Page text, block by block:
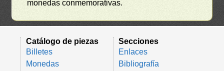
monedas conmemorativas.
Catálogo de piezas
Billetes
Monedas
Secciones
Enlaces
Bibliografía